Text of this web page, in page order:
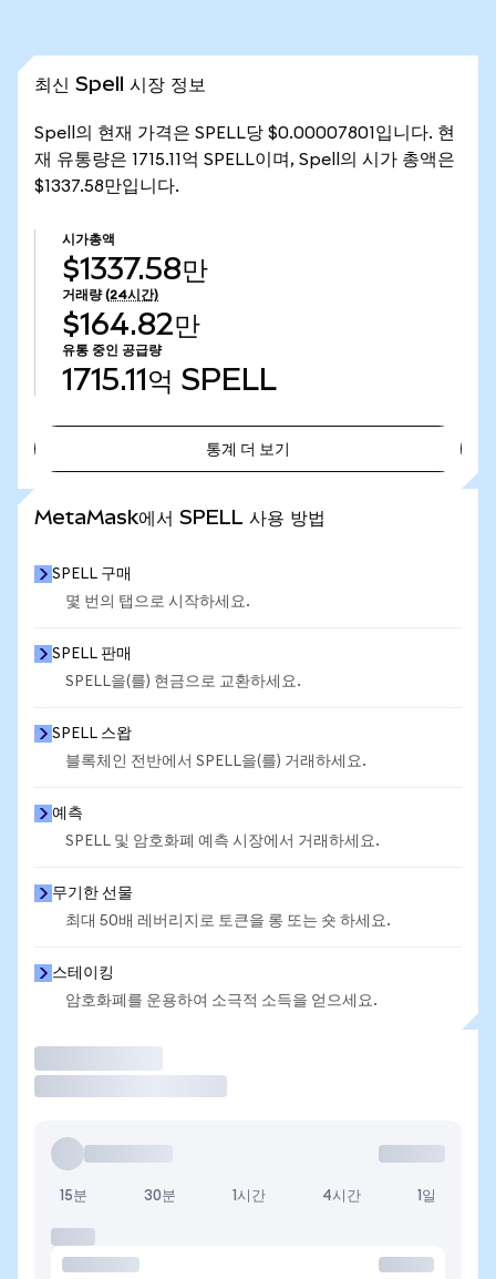
최신 Spell 시장 정보
Spell의 현재 가격은 SPELL당 $0.00007801입니다. 현
재 유통량은 1715.11억 SPELL이며, Spell의 시가 총액은
$1337.58만입니다.
시가총액
$1337.58만
거래량 (24시간)
$164.82만
유통 중인 공급량
1715.11억 SPELL
통계 더 보기
MetaMask에서 SPELL 사용 방법
SPELL 구매
몇 번의 탭으로 시작하세요.
SPELL 판매
SPELL을(를) 현금으로 교환하세요.
SPELL 스왑
블록체인 전반에서 SPELL을(를) 거래하세요.
예측
SPELL 및 암호화폐 예측 시장에서 거래하세요.
무기한 선물
최대 50배 레버리지로 토큰을 롱 또는 숏 하세요.
스테이킹
암호화폐를 운용하여 소극적 소득을 얻으세요.
15분 30분 1시간 4시간 1일